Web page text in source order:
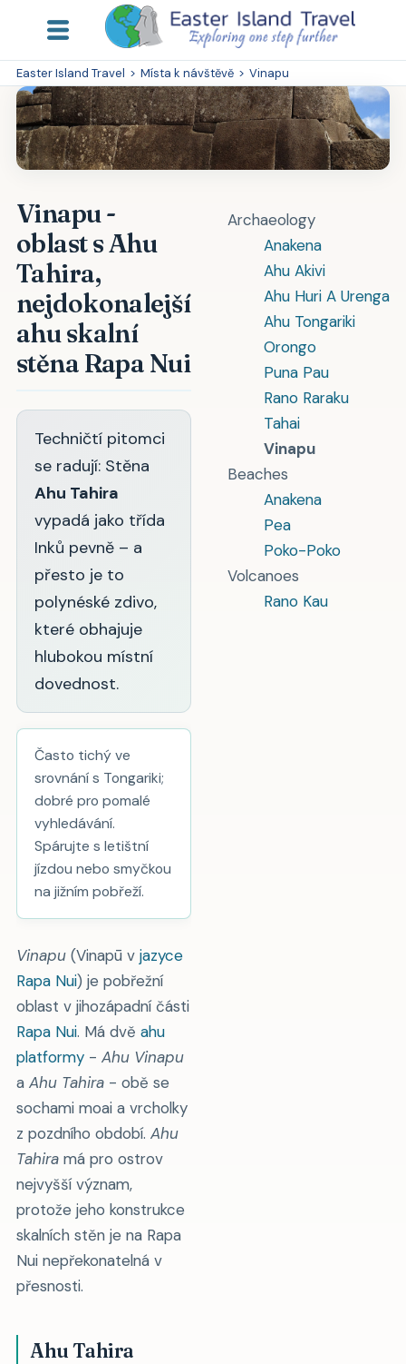
Easter Island Travel > Místa k návštěvě > Vinapu
Archaeology
Anakena
Ahu Akivi
Ahu Huri A Urenga
Ahu Tongariki
Orongo
Puna Pau
Rano Raraku
Tahai
Vinapu
Beaches
Anakena
Pea
Poko-Poko
Volcanoes
Rano Kau
Vinapu -
oblast s Ahu
Tahira,
nejdokonalejší
ahu skalní
stěna Rapa Nui
Techničtí pitomci
se radují: Stěna
Ahu Tahira
vypadá jako třída
Inků pevně – a
přesto je to
polynéské zdivo,
které obhajuje
hlubokou místní
dovednost.
Často tichý ve
srovnání s Tongariki;
dobré pro pomalé
vyhledávání.
Spárujte s letištní
jízdou nebo smyčkou
na jižním pobřeží.
Vinapu(Vinapū v jazyce
Rapa Nui) je pobřežní
oblast v jihozápadní části
Rapa Nui. Má dvě ahu
platformy- Ahu Vinapu
a Ahu Tahira- obě se
sochami moai a vrcholky
z pozdního období. Ahu
Tahiramá pro ostrov
nejvyšší význam,
protože jeho konstrukce
skalních stěn je na Rapa
Nui nepřekonatelná v
přesnosti.
Ahu Tahira